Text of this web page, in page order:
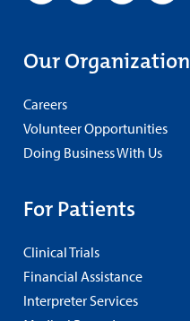
Our Organization
Careers
Volunteer Opportunities
Doing Business With Us
For Patients
Clinical Trials
Financial Assistance
Interpreter Services